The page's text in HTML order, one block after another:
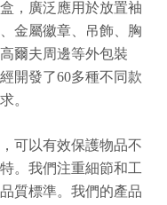
，廣泛應用於放置袖
金屬徽章、吊飾、胸
爾夫周邊等外包裝
開發了60多種不同款
。
可以有效保護物品不
。我們注重細節和工
質標準。我們的產品